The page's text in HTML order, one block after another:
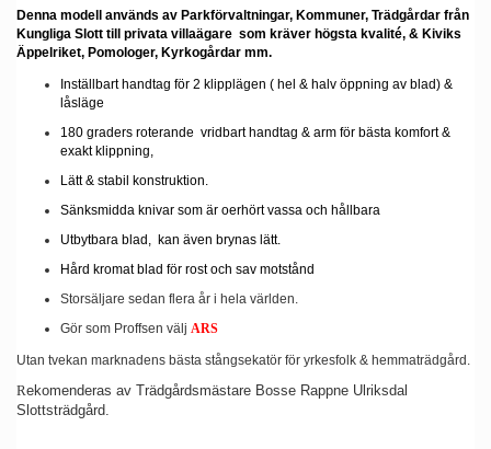
Denna modell används av Parkförvaltningar, Kommuner, Trädgårdar från
Kungliga Slott till privata villaägare som kräver högsta kvalité, & Kiviks
Äppelriket, Pomologer, Kyrkogårdar mm.
Inställbart handtag för 2 klipplägen ( hel & halv öppning av blad) &
låsläge
180 graders roterande vridbart handtag & arm för bästa komfort &
exakt klippning,
Lätt & stabil konstruktion.
Sänksmidda knivar som är oerhört vassa och hållbara
Utbytbara blad, kan även brynas lätt.
Hård kromat blad för rost och sav motstånd
Storsäljare sedan flera år i hela världen.
Gör som Proffsen välj ARS
Utan tvekan marknadens bästa stångsekatör för yrkesfolk & hemmaträdgård.
Rekomenderas av Trädgårdsmästare Bosse Rappne Ulriksdal
Slottsträdgård.